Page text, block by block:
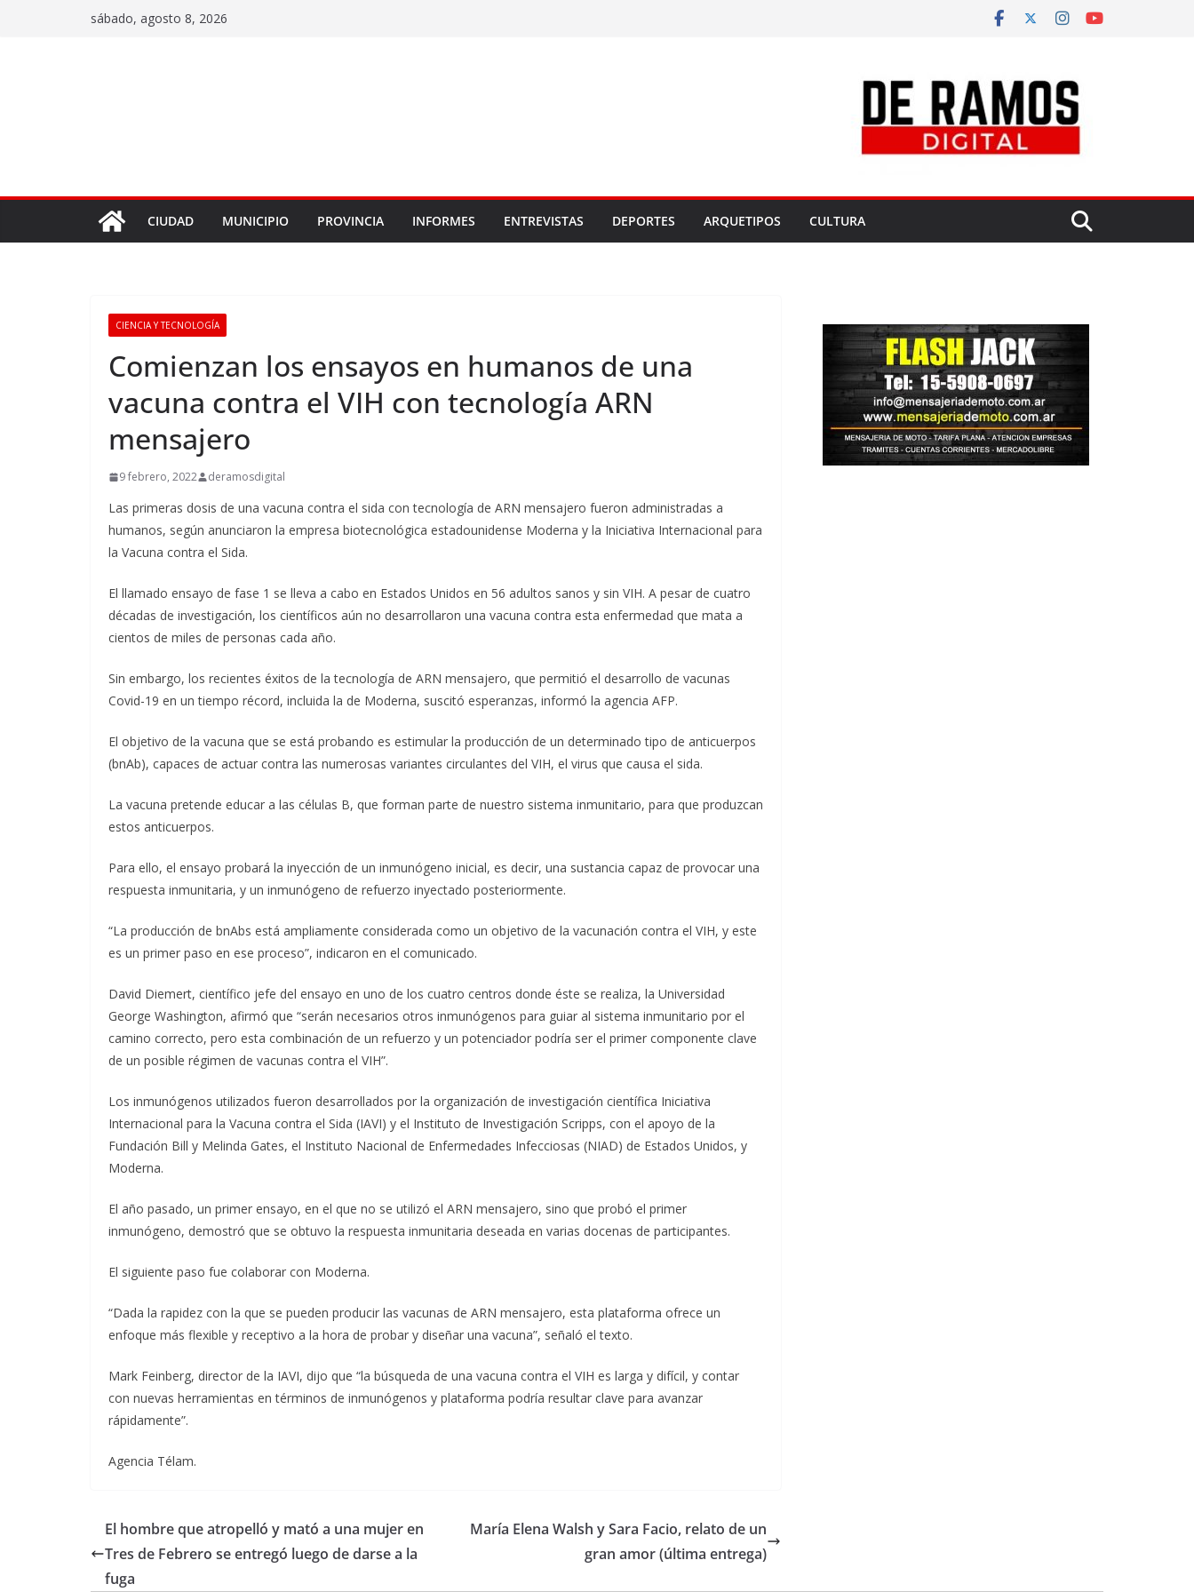
sábado, agosto 8, 2026
CIUDAD MUNICIPIO PROVINCIA INFORMES ENTREVISTAS DEPORTES ARQUETIPOS CULTURA
CIENCIA Y TECNOLOGÍA
Comienzan los ensayos en humanos de una
vacuna contra el VIH con tecnología ARN
mensajero
9 febrero, 2022 deramosdigital
Las primeras dosis de una vacuna contra el sida con tecnología de ARN mensajero fueron administradas a
humanos, según anunciaron la empresa biotecnológica estadounidense Moderna y la Iniciativa Internacional para
la Vacuna contra el Sida.
El llamado ensayo de fase 1 se lleva a cabo en Estados Unidos en 56 adultos sanos y sin VIH. A pesar de cuatro
décadas de investigación, los científicos aún no desarrollaron una vacuna contra esta enfermedad que mata a
cientos de miles de personas cada año.
Sin embargo, los recientes éxitos de la tecnología de ARN mensajero, que permitió el desarrollo de vacunas
Covid-19 en un tiempo récord, incluida la de Moderna, suscitó esperanzas, informó la agencia AFP.
El objetivo de la vacuna que se está probando es estimular la producción de un determinado tipo de anticuerpos
(bnAb), capaces de actuar contra las numerosas variantes circulantes del VIH, el virus que causa el sida.
La vacuna pretende educar a las células B, que forman parte de nuestro sistema inmunitario, para que produzcan
estos anticuerpos.
Para ello, el ensayo probará la inyección de un inmunógeno inicial, es decir, una sustancia capaz de provocar una
respuesta inmunitaria, y un inmunógeno de refuerzo inyectado posteriormente.
“La producción de bnAbs está ampliamente considerada como un objetivo de la vacunación contra el VIH, y este
es un primer paso en ese proceso”, indicaron en el comunicado.
David Diemert, científico jefe del ensayo en uno de los cuatro centros donde éste se realiza, la Universidad
George Washington, afirmó que “serán necesarios otros inmunógenos para guiar al sistema inmunitario por el
camino correcto, pero esta combinación de un refuerzo y un potenciador podría ser el primer componente clave
de un posible régimen de vacunas contra el VIH”.
Los inmunógenos utilizados fueron desarrollados por la organización de investigación científica Iniciativa
Internacional para la Vacuna contra el Sida (IAVI) y el Instituto de Investigación Scripps, con el apoyo de la
Fundación Bill y Melinda Gates, el Instituto Nacional de Enfermedades Infecciosas (NIAD) de Estados Unidos, y
Moderna.
El año pasado, un primer ensayo, en el que no se utilizó el ARN mensajero, sino que probó el primer
inmunógeno, demostró que se obtuvo la respuesta inmunitaria deseada en varias docenas de participantes.
El siguiente paso fue colaborar con Moderna.
“Dada la rapidez con la que se pueden producir las vacunas de ARN mensajero, esta plataforma ofrece un
enfoque más flexible y receptivo a la hora de probar y diseñar una vacuna”, señaló el texto.
Mark Feinberg, director de la IAVI, dijo que “la búsqueda de una vacuna contra el VIH es larga y difícil, y contar
con nuevas herramientas en términos de inmunógenos y plataforma podría resultar clave para avanzar
rápidamente”.
Agencia Télam.
El hombre que atropelló y mató a una mujer en
Tres de Febrero se entregó luego de darse a la
fuga
María Elena Walsh y Sara Facio, relato de un
gran amor (última entrega)